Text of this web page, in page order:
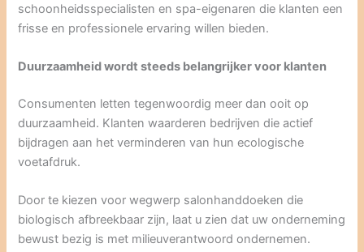
schoonheidsspecialisten en spa-eigenaren die klanten een
frisse en professionele ervaring willen bieden.
Duurzaamheid wordt steeds belangrijker voor klanten
Consumenten letten tegenwoordig meer dan ooit op
duurzaamheid. Klanten waarderen bedrijven die actief
bijdragen aan het verminderen van hun ecologische
voetafdruk.
Door te kiezen voor wegwerp salonhanddoeken die
biologisch afbreekbaar zijn, laat u zien dat uw onderneming
bewust bezig is met milieuverantwoord ondernemen.